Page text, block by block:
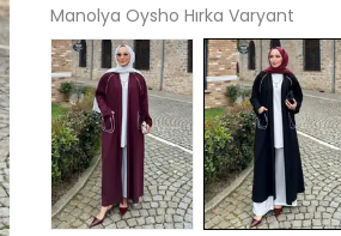
Manolya Oysho Hırka Varyant